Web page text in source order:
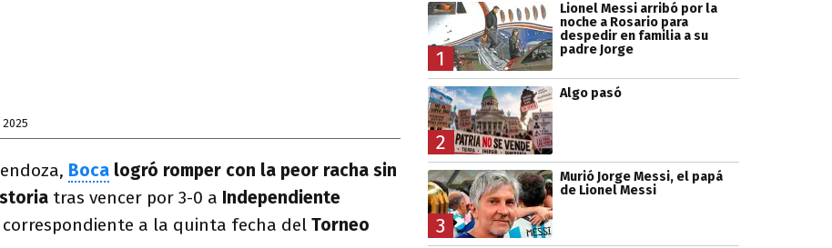
2025
Boca logró romper con la peor racha sin
tras vencer por 3-0 a Independiente
a la quinta fecha del Torneo
1
Lionel Messi arribó por la
noche a Rosario para
despedir en familia a su
padre Jorge
2
Algo pasó
3
Murió Jorge Messi, el papá
de Lionel Messi